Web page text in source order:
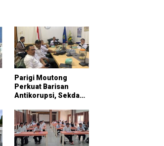
Parigi Moutong
Perkuat Barisan
Antikorupsi, Sekda
Bersama KPK